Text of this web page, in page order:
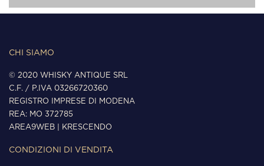
CHI SIAMO
© 2020 WHISKY ANTIQUE SRL
C.F. / P.IVA 03266720360
REGISTRO IMPRESE DI MODENA
REA: MO 372785
AREA9WEB
KRESCENDO
CONDIZIONI DI VENDITA